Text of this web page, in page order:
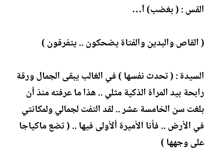
القس : ( بغضب) آ…
( القاص والبدين والفتاة يضحكون .. يتفرقون )
السيدة : ( تحدث نفسها ) في الغالب يبقى الجمال ورقة
رابحة بيد المراة الذكية مثلي .. هذا ما عرفته منذ أن
بلغت سن الخامسة عشر .. لقد التفت لجمالي ولمكانتي
في الأرض .. فأنا الأميرة ألأولى فيها .. ( تضع ماكياجا
على وجهها )